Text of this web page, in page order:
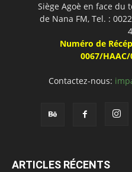
Siège Agoè en face du
de Nana FM, Tel. :
Numéro de
0067/
Contactez-nous:
ARTICLES RÉCENTS